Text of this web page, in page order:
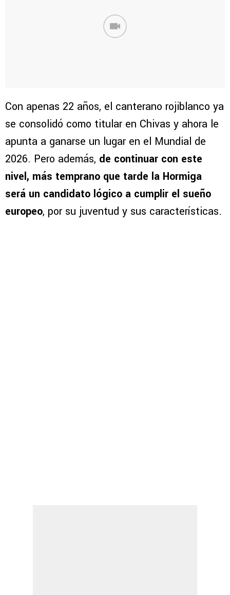
Con apenas 22 años, el canterano rojiblanco ya
se consolidó como titular en Chivas y ahora le
apunta a ganarse un lugar en el Mundial de
2026. Pero además, de continuar con este
nivel, más temprano que tarde la Hormiga
será un candidato lógico a cumplir el sueño
europeo, por su juventud y sus características.